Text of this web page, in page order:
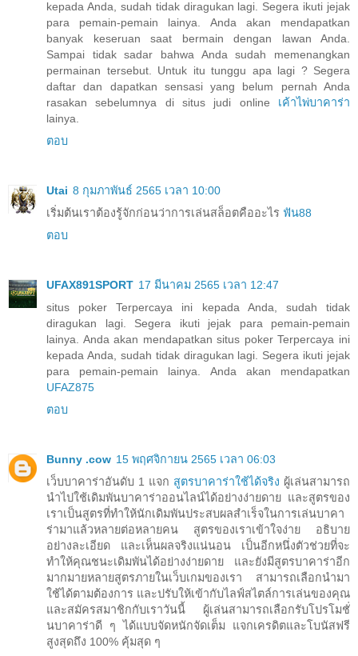
kepada Anda, sudah tidak diragukan lagi. Segera ikuti jejak
para pemain-pemain lainya. Anda akan mendapatkan
banyak keseruan saat bermain dengan lawan Anda.
Sampai tidak sadar bahwa Anda sudah memenangkan
permainan tersebut. Untuk itu tunggu apa lagi ? Segera
daftar dan dapatkan sensasi yang belum pernah Anda
rasakan sebelumnya di situs judi online เค้าไพ่บาคาร่า
lainya.
ตอบ
Utai 8 กุมภาพันธ์ 2565 เวลา 10:00
เริ่มต้นเราต้องรู้จักก่อนว่าการเล่นสล็อตคืออะไร ฟัน88
ตอบ
UFAX891SPORT 17 มีนาคม 2565 เวลา 12:47
situs poker Terpercaya ini kepada Anda, sudah tidak
diragukan lagi. Segera ikuti jejak para pemain-pemain
lainya. Anda akan mendapatkan situs poker Terpercaya ini
kepada Anda, sudah tidak diragukan lagi. Segera ikuti jejak
para pemain-pemain lainya. Anda akan mendapatkan
UFAZ875
ตอบ
Bunny .cow 15 พฤศจิกายน 2565 เวลา 06:03
เว็บบาคาร่าอันดับ 1 แจก สูตรบาคาร่าใช้ได้จริง ผู้เล่นสามารถ
นำไปใช้เดิมพันบาคาร่าออนไลน์ได้อย่างง่ายดาย และสูตรของ
เราเป็นสูตรที่ทำให้นักเดิมพันประสบผลสำเร็จในการเล่นบาคา
ร่ามาแล้วหลายต่อหลายคน สูตรของเราเข้าใจง่าย อธิบาย
อย่างละเอียด และเห็นผลจริงแน่นอน เป็นอีกหนึ่งตัวช่วยที่จะ
ทำให้คุณชนะเดิมพันได้อย่างง่ายดาย และยังมีสูตรบาคาร่าอีก
มากมายหลายสูตรภายในเว็บเกมของเรา สามารถเลือกนำมา
ใช้ได้ตามต้องการ และปรับให้เข้ากับไลฟ์สไตล์การเล่นของคุณ
และสมัครสมาชิกกับเราวันนี้ ผู้เล่นสามารถเลือกรับโปรโมชั่
นบาคาร่าดี ๆ ได้แบบจัดหนักจัดเต็ม แจกเครดิตและโบนัสฟรี
สูงสุดถึง 100% คุ้มสุด ๆ